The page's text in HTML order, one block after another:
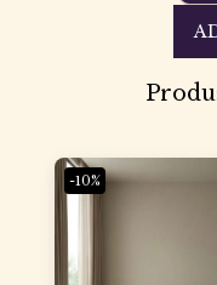
-10%